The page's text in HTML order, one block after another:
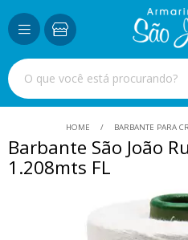
HOME BARBANTE PARA
Barbante São João
1.208mts FL